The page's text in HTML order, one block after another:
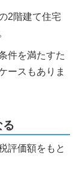
2階建て住宅
件を満たすた
ースもありま
る
評価額をもと